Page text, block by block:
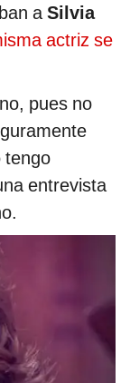
aSilvia
actriz se
pues no
tengo
entrevista